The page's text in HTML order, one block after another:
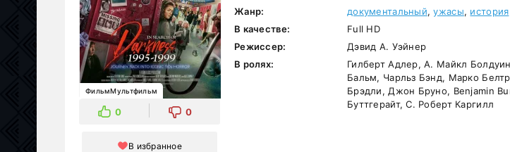
ФильмМультфильм
0 0
В избранное
Жанр:
документальный,ужасы, история
В качестве:
Full HD
Режиссер:
Дэвид А. Уэйнер
В ролях:
Гилберт Адлер, А. Майкл
Бальм, Чарльз Бэнд, Марко
Брэдли, Джон Бруно, Benjamin
Буттгерайт, С. Роберт Каргилл